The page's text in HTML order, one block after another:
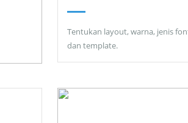
Tentukan layout, warna, jenis
dan template.